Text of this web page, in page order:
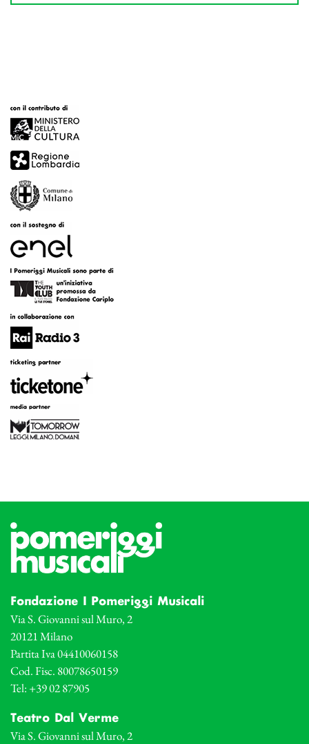
Fondazione I Pomeriggi Musicali
Via S. Giovanni sul Muro, 2
20121 Milano
Partita Iva 04410060158
Cod. Fisc. 80078650159
Tel: +39 02 87905
Teatro Dal Verme
Via S. Giovanni sul Muro, 2